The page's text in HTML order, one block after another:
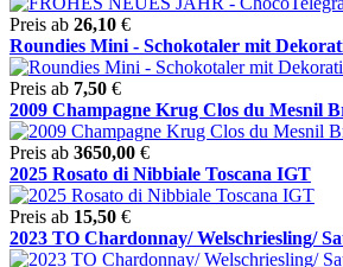
Preis ab 26,10 €
Roundies Mini - Schokotaler mit
Preis ab 7,50 €
2009 Champagne Krug Clos du Mesnil
Preis ab 3650,00 €
2025 Rosato di Nibbiale Toscana IGT
Preis ab 15,50 €
2023 TO Chardonnay/ Welschriesling/